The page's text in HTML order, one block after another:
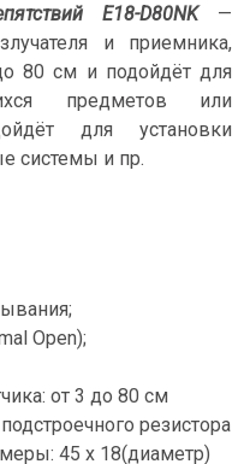
E18-D80NK—
и приемника,
80 см и подойдёт для
предметов или
для установки
системы и пр.
Open);
от 3 до 80 см
резистора
45 x 18(диаметр)